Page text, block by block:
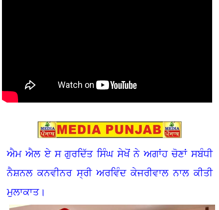
ਐਮ ਐਲ ਏ ਸ ਗੁਰਦਿੱਤ ਸਿੰਘ ਸੇਖੋਂ ਨੇ ਅਗਾਂਹ ਚੋਣਾਂ ਸਬੰਧੀ
ਨੈਸ਼ਨਲ ਕਨਵੀਨਰ ਸ੍ਰੀ ਅਰਵਿੰਦ ਕੇਜਰੀਵਾਲ ਨਾਲ ਕੀਤੀ
ਮੁਲਾਕਾਤ।